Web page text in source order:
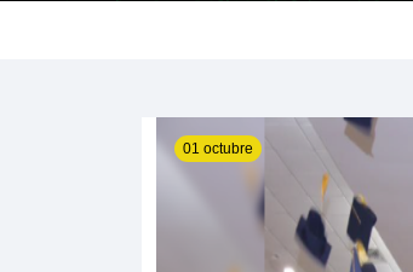
01 octubre